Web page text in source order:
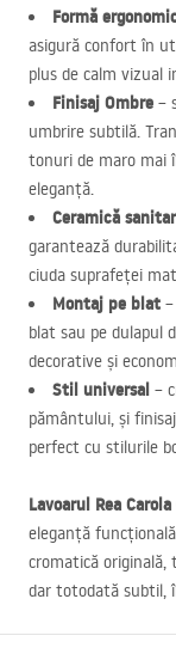
Formă
asigură confort în
plus de calm vizual
Finisaj Ombre –
umbrire subtilă.
tonuri de maro mai
eleganță.
Ceramică
garantează
ciuda suprafeței
Montaj pe blat
blat sau pe dulapul
decorative și
Stil universal –
pământului, și
perfect cu stilurile
Lavoarul Rea
eleganță
cromatică originală,
dar totodată subtil,